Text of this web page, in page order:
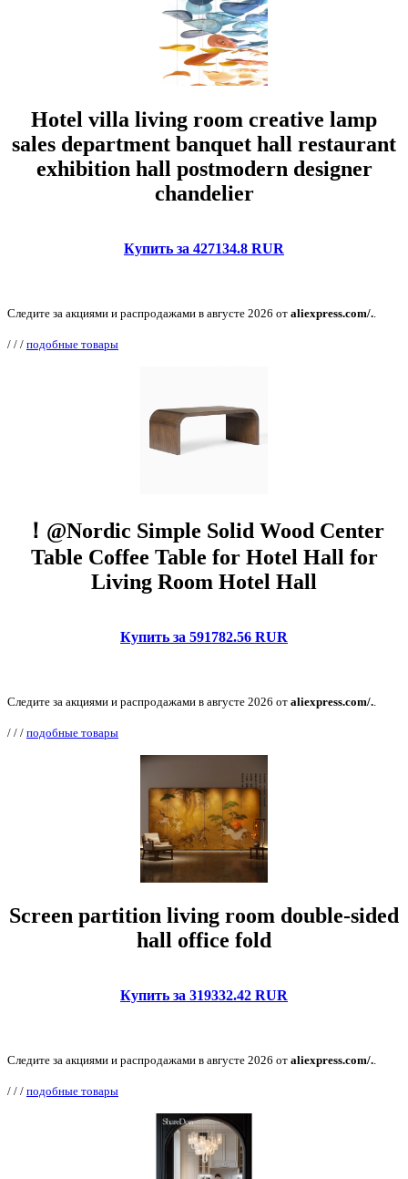
Hotel villa living room creative lamp
sales department banquet hall restaurant
exhibition hall postmodern designer
chandelier
Купить за 427134.8 RUR
Следите за акциями и распродажами в августе 2026 от aliexpress.com/.
/ / / подобные товары
！@Nordic Simple Solid Wood Center
Table Coffee Table for Hotel Hall for
Living Room Hotel Hall
Купить за 591782.56 RUR
Следите за акциями и распродажами в августе 2026 от aliexpress.com/.
/ / / подобные товары
Screen partition living room double-sided
hall office fold
Купить за 319332.42 RUR
Следите за акциями и распродажами в августе 2026 от aliexpress.com/..
/ / / подобные товары